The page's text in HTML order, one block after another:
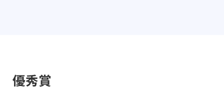
優秀賞